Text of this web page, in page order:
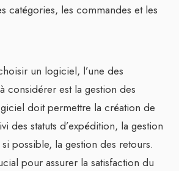
catégories, les commandes et les
un logiciel, l’une des
considérer est la gestion des
doit permettre la création de
des statuts d’expédition, la gestion
possible, la gestion des retours.
pour assurer la satisfaction du